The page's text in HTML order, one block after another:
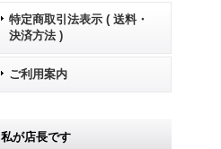
特定商取引法表示 ( 送料・
決済方法 )
ご利用案内
私が店長です